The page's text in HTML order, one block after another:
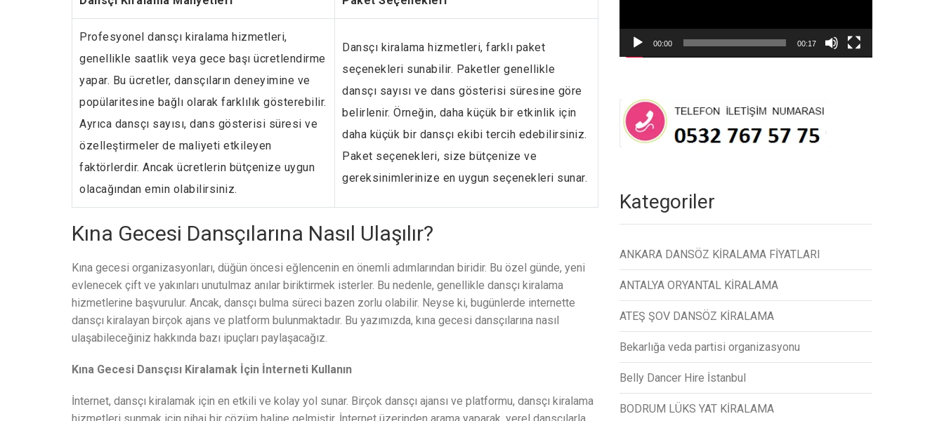
Profesyonel dansçı kiralama hizmetleri,
genellikle saatlik veya gece başı ücretlendirme
yapar. Bu ücretler, dansçıların deneyimine ve
popülaritesine bağlı olarak farklılık gösterebilir.
Ayrıca dansçı sayısı, dans gösterisi süresi ve
özelleştirmeler de maliyeti etkileyen
faktörlerdir. Ancak ücretlerin bütçenize uygun
olacağından emin olabilirsiniz.
Dansçı kiralama hizmetleri, farklı paket
seçenekleri sunabilir. Paketler genellikle
dansçı sayısı ve dans gösterisi süresine göre
belirlenir. Örneğin, daha küçük bir etkinlik için
daha küçük bir dansçı ekibi tercih edebilirsiniz.
Paket seçenekleri, size bütçenize ve
gereksinimlerinize en uygun seçenekleri sunar.
Kına Gecesi Dansçılarına Nasıl Ulaşılır?
Kına gecesi organizasyonları, düğün öncesi eğlencenin en önemli adımlarından biridir. Bu özel günde, yeni
evlenecek çift ve yakınları unutulmaz anılar biriktirmek isterler. Bu nedenle, genellikle dansçı kiralama
hizmetlerine başvurulur. Ancak, dansçı bulma süreci bazen zorlu olabilir. Neyse ki, bugünlerde internette
dansçı kiralayan birçok ajans ve platform bulunmaktadır. Bu yazımızda, kına gecesi dansçılarına nasıl
ulaşabileceğiniz hakkında bazı ipuçları paylaşacağız.
Kına Gecesi Dansçısı Kiralamak İçin İnterneti Kullanın
İnternet, dansçı kiralamak için en etkili ve kolay yol sunar. Birçok dansçı ajansı ve platformu, dansçı kiralama
00:00 00:17
Kategoriler
ANKARA DANSÖZ KİRALAMA FİYATLARI
ANTALYA ORYANTAL KİRALAMA
ATEŞ ŞOV DANSÖZ KİRALAMA
Bekarlığa veda partisi organizasyonu
Belly Dancer Hire İstanbul
BODRUM LÜKS YAT KİRALAMA